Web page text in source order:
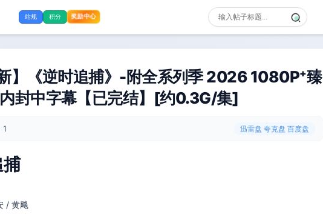
站规 积分 奖励中心
】《逆时追捕》-附全系列季 2026 1080P⁺臻
封中字幕【已完结】[约0.3G/集]
1 迅雷盘 夸克盘 百度盘
/ 黄飚